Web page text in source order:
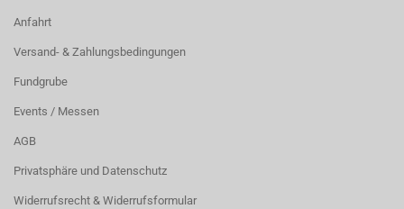
Anfahrt
Versand- & Zahlungsbedingungen
Fundgrube
Events / Messen
AGB
Privatsphäre und Datenschutz
Widerrufsrecht & Widerrufsformular